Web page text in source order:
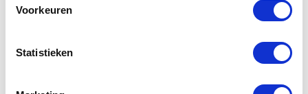
Voorkeuren
Statistieken
Geplaatst.
Bomma is een Maltezerkruising, een teefje met de geschatte leeftijd
van 14 jaar. Ze is zwervend en verwaarloosd aangetroffen in een stad